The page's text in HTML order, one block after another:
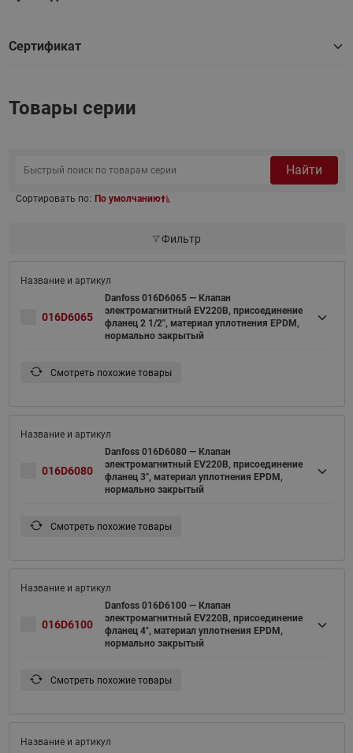
Сертификат
Товары серии
Найти
Сортировать по: По умолчанию
Фильтр
016D6065
Danfoss 016D6065 — Клапан
электромагнитный EV220B, присоединение
фланец 2 1/2", материал уплотнения EPDM,
нормально закрытый
Смотреть похожие товары
016D6080
Danfoss 016D6080 — Клапан
электромагнитный EV220B, присоединение
фланец 3", материал уплотнения EPDM,
нормально закрытый
Смотреть похожие товары
016D6100
Danfoss 016D6100 — Клапан
электромагнитный EV220B, присоединение
фланец 4", материал уплотнения EPDM,
нормально закрытый
Смотреть похожие товары